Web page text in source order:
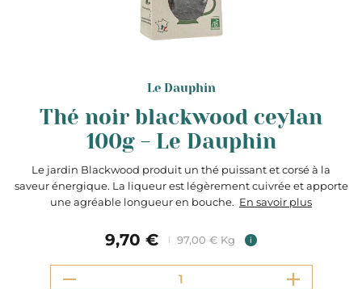
Le Dauphin
Thé noir blackwood ceylan
100g - Le Dauphin
Le jardin Blackwood produit un thé puissant et corsé à la
saveur énergique. La liqueur est légèrement cuivrée et apporte
une agréable longueur en bouche. En savoir plus
9,70 € 97,00 € Kg i